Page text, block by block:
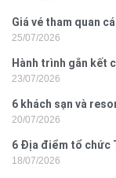
Giá vé tham quan
25/07/2026
Hành trình gắn kết
Yên
23/07/2026
6 khách sạn và
nghi
20/07/2026
6 Địa điểm tổ chức
18/07/2026